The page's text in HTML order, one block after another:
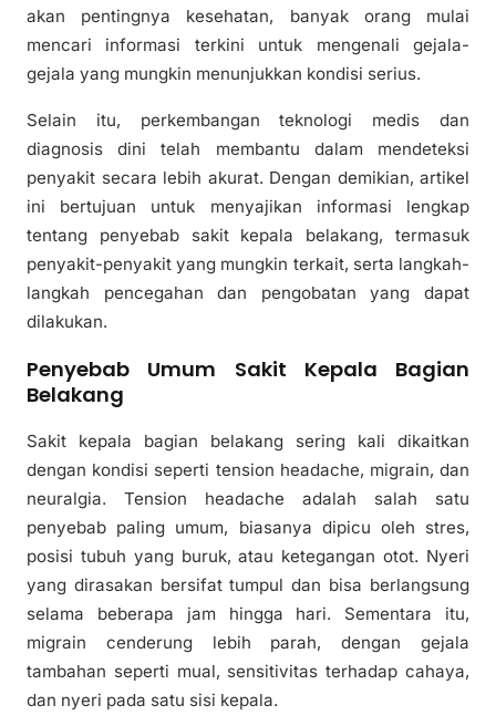
akan pentingnya kesehatan, banyak orang mulai
mencari informasi terkini untuk mengenali gejala-
gejala yang mungkin menunjukkan kondisi serius.
Selain itu, perkembangan teknologi medis dan
diagnosis dini telah membantu dalam mendeteksi
penyakit secara lebih akurat. Dengan demikian, artikel
ini bertujuan untuk menyajikan informasi lengkap
tentang penyebab sakit kepala belakang, termasuk
penyakit-penyakit yang mungkin terkait, serta langkah-
langkah pencegahan dan pengobatan yang dapat
dilakukan.
Penyebab Umum Sakit Kepala Bagian
Belakang
Sakit kepala bagian belakang sering kali dikaitkan
dengan kondisi seperti tension headache, migrain, dan
neuralgia. Tension headache adalah salah satu
penyebab paling umum, biasanya dipicu oleh stres,
posisi tubuh yang buruk, atau ketegangan otot. Nyeri
yang dirasakan bersifat tumpul dan bisa berlangsung
selama beberapa jam hingga hari. Sementara itu,
migrain cenderung lebih parah, dengan gejala
tambahan seperti mual, sensitivitas terhadap cahaya,
dan nyeri pada satu sisi kepala.